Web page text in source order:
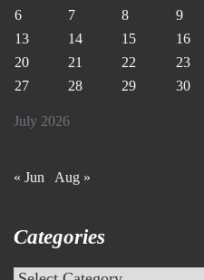
July 2026
6
7 8 9
13
14 15 16
20
21 22 23
27
28 29 30
« Jun Aug »
Categories